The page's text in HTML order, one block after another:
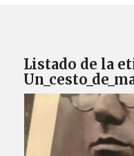
Listado de la